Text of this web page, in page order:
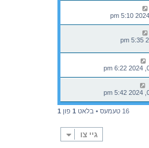
16 טעמעס • בלאט 1 פון 1
גיי צו